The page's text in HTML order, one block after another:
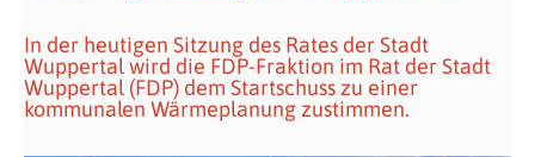
In der heutigen Sitzung des Rates der Stadt
Wuppertal wird die FDP-Fraktion im Rat der Stadt
Wuppertal (FDP) dem Startschuss zu einer
kommunalen Wärmeplanung zustimmen.